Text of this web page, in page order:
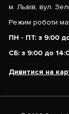
м. Львів, вул.
Режим роботи
ПН - ПТ: з 9:00
СБ: з 9:00 до
Дивитися на